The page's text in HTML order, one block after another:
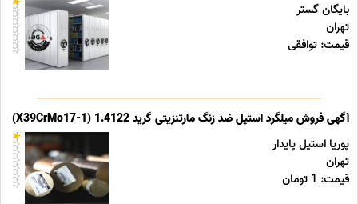
بایگان گستر
تهران
قیمت: توافقی
آگهی فروش میلگرد استیل ضد زنگ مارتنزیتی گرید 1.4122 (X39CrMo17-1)
پوریا استیل پایدار
تهران
قیمت: 1 تومان